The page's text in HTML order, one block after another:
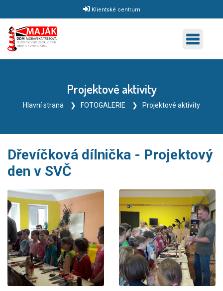
Klientské centrum
Projektové aktivity
Hlavní strana FOTOGALERIE Projektové aktivity
Dřevíčková dílnička - Projektový
den v SVČ